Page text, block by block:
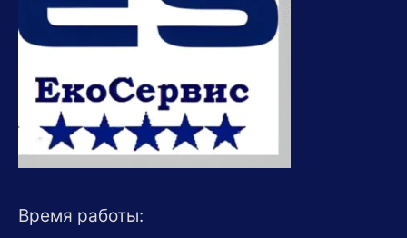
Время работы: